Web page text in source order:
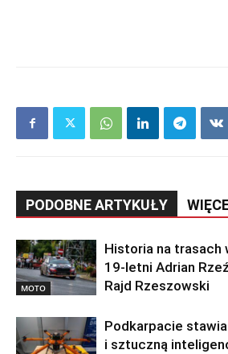
PODOBNE ARTYKUŁY
MOTO
Historia na trasach
19-letni Adrian
Rajd Rzeszowski
Podkarpacie
i sztuczną